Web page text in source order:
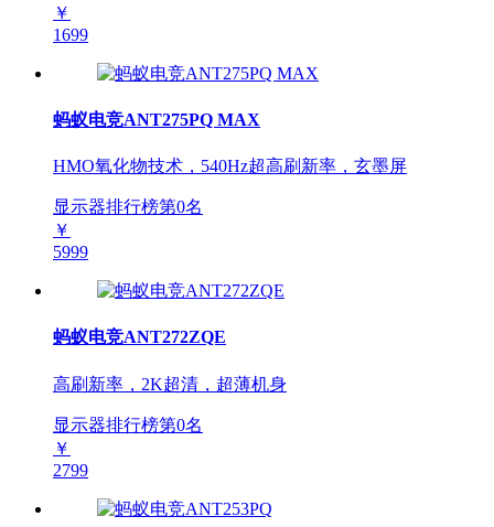
￥
1699
蚂蚁电竞ANT275PQ MAX
HMO氧化物技术，540Hz超高刷新率，玄墨屏
显示器排行榜第0名
￥
5999
蚂蚁电竞ANT272ZQE
高刷新率，2K超清，超薄机身
显示器排行榜第0名
￥
2799